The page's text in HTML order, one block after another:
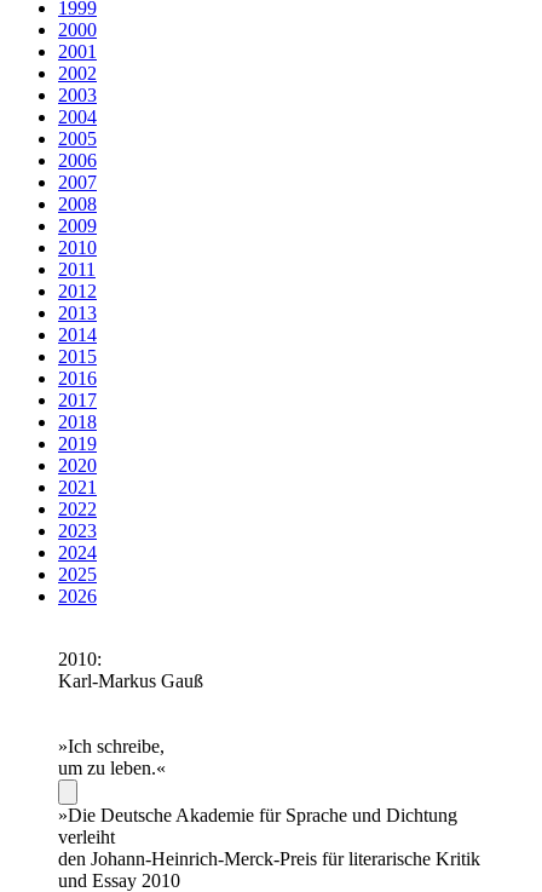
1999
2000
2001
2002
2003
2004
2005
2006
2007
2008
2009
2010
2011
2012
2013
2014
2015
2016
2017
2018
2019
2020
2021
2022
2023
2024
2025
2026
2010:
Karl-Markus Gauß
»Ich schreibe,
um zu leben.«
»Die Deutsche Akademie für Sprache und Dichtung
verleiht
den Johann-Heinrich-Merck-Preis für literarische Kritik
und Essay 2010